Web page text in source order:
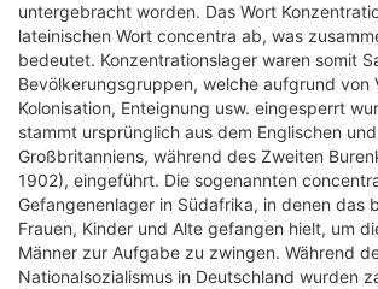
untergebracht worden. Das Wort
lateinischen Wort concentra ab, was
bedeutet. Konzentrationslager waren somit
Bevölkerungsgruppen, welche aufgrund von
Kolonisation, Enteignung usw. eingesperrt
stammt ursprünglich aus dem Englischen
Großbritanniens, während des Zweiten
1902), eingeführt. Die sogenannten
Gefangenenlager in Südafrika, in denen das
Frauen, Kinder und Alte gefangen hielt, um
Männer zur Aufgabe zu zwingen. Während
Nationalsozialismus in Deutschland wurden